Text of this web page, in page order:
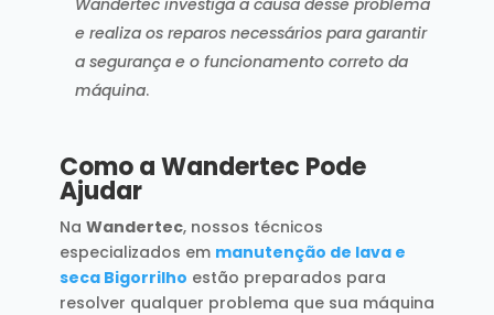
e realiza os reparos necessários para garantir
a segurança e o funcionamento correto da
máquina.
Como a Wandertec Pode
Ajudar
Na Wandertec, nossos técnicos
especializados em manutenção de lava e
seca Bigorrilho estão preparados para
resolver qualquer problema que sua máquina